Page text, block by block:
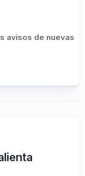
avisos de nuevas